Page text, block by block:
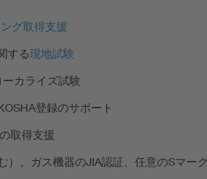
グ取得支援
する現地試験
カライズ試験
登録のサポート
取得支援
）、ガス機器のJIA認証 、任意のSマーク